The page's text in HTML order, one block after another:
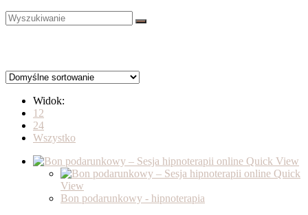
Widok:
12
24
Wszystko
Quick View
Quick
View
Bon podarunkowy - hipnoterapia